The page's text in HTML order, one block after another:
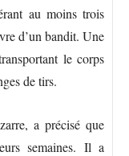
au moins trois
d’un bandit. Une
le corps
de tirs.
a précisé que
semaines. Il a